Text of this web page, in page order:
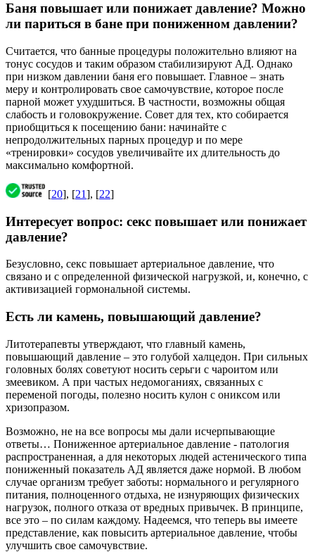
Баня повышает или понижает давление? Можно
ли париться в бане при пониженном давлении?
Считается, что банные процедуры положительно влияют на
тонус сосудов и таким образом стабилизируют АД. Однако
при низком давлении баня его повышает. Главное – знать
меру и контролировать свое самочувствие, которое после
парной может ухудшиться. В частности, возможны общая
слабость и головокружение. Совет для тех, кто собирается
приобщиться к посещению бани: начинайте с
непродолжительных парных процедур и по мере
«тренировки» сосудов увеличивайте их длительность до
максимально комфортной.
[20], [21], [22]
Интересует вопрос: секс повышает или понижает
давление?
Безусловно, секс повышает артериальное давление, что
связано и с определенной физической нагрузкой, и, конечно, с
активизацией гормональной системы.
Есть ли камень, повышающий давление?
Литотерапевты утверждают, что главный камень,
повышающий давление – это голубой халцедон. При сильных
головных болях советуют носить серьги с чароитом или
змеевиком. А при частых недомоганиях, связанных с
переменой погоды, полезно носить кулон с ониксом или
хризопразом.
Возможно, не на все вопросы мы дали исчерпывающие
ответы… Пониженное артериальное давление - патология
распространенная, а для некоторых людей астенического типа
пониженный показатель АД является даже нормой. В любом
случае организм требует заботы: нормального и регулярного
питания, полноценного отдыха, не изнуряющих физических
нагрузок, полного отказа от вредных привычек. В принципе,
все это – по силам каждому. Надеемся, что теперь вы имеете
представление, как повысить артериальное давление, чтобы
улучшить свое самочувствие.